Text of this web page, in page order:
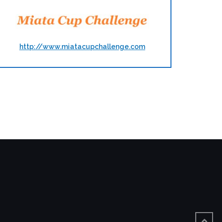
http://www.miatacupchallenge.com